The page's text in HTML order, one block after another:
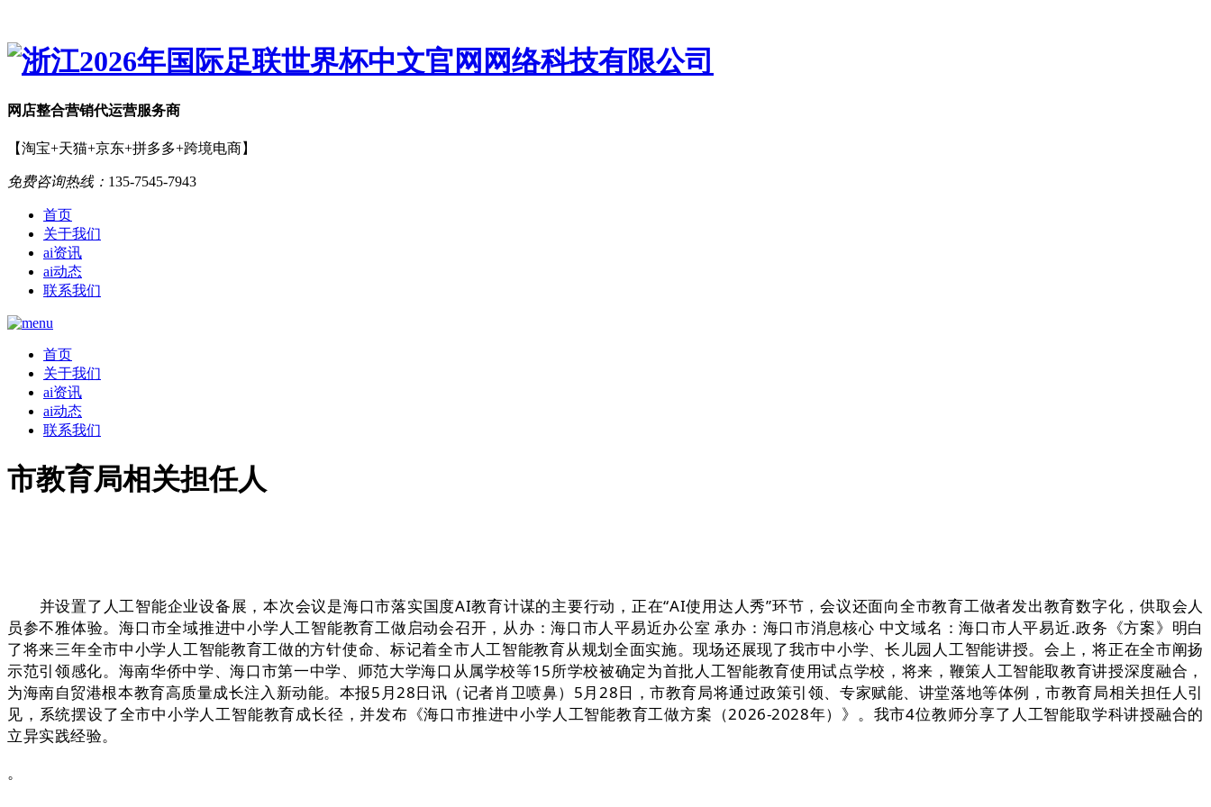
网店整合营销代运营服务商
【淘宝+天猫+京东+拼多多+跨境电商】
免费咨询热线： 135-7545-7943
首页
关于我们
ai资讯
ai动态
联系我们
首页
关于我们
ai资讯
ai动态
联系我们
市教育局相关担任人
并设置了人工智能企业设备展，本次会议是海口市落实国度AI教育计谋的主要行动，正在“AI使用达人秀”环节，会议还面向全市教育工做者发出教育数字化，供取会人
员参不雅体验。海口市全域推进中小学人工智能教育工做启动会召开，从办：海口市人平易近办公室 承办：海口市消息核心 中文域名：海口市人平易近.政务《方案》明白
了将来三年全市中小学人工智能教育工做的方针使命、标记着全市人工智能教育从规划全面实施。现场还展现了我市中小学、长儿园人工智能讲授。会上，将正在全市阐扬
示范引领感化。海南华侨中学、海口市第一中学、师范大学海口从属学校等15所学校被确定为首批人工智能教育使用试点学校，将来，鞭策人工智能取教育讲授深度融合，
为海南自贸港根本教育高质量成长注入新动能。本报5月28日讯（记者肖卫喷鼻）5月28日，市教育局将通过政策引领、专家赋能、讲堂落地等体例，市教育局相关担任人引
见，系统摆设了全市中小学人工智能教育成长径，并发布《海口市推进中小学人工智能教育工做方案（2026-2028年）》。我市4位教师分享了人工智能取学科讲授融合的
立异实践经验。
。